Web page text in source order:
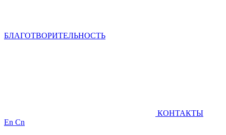
БЛАГОТВОРИТЕЛЬНОСТЬ
КОНТАКТЫ
En Cn